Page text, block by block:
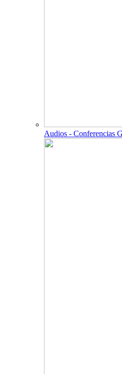
Audios - Conferencias